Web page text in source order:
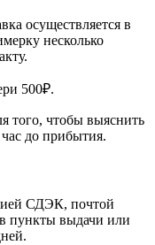
осуществляется в
несколько
500₽.
того, чтобы выяснить
до прибытия.
СДЭК, почтой
пункты выдачи или